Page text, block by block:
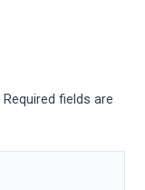
Required fields are